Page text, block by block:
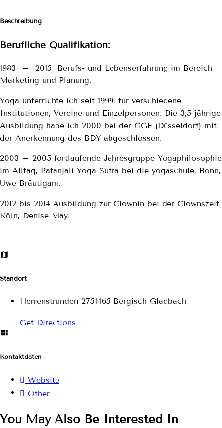
Beschreibung
Berufliche Qualifikation:
1983 – 2015 Berufs- und Lebenserfahrung im Bereich
Marketing und Planung.
Yoga unterrichte ich seit 1999, für verschiedene
Institutionen, Vereine und Einzelpersonen. Die 3,5 jährige
Ausbildung habe ich 2000 bei der GGF (Düsseldorf) mit
der Anerkennung des BDY abgeschlossen.
2003 – 2005 fortlaufende Jahresgruppe Yogaphilosophie
im Alltag, Patanjali Yoga Sutra bei die yogaschule, Bonn,
Uwe Bräutigam.
2012 bis 2014 Ausbildung zur Clownin bei der Clownszeit
Köln, Denise May.
Standort
Herrenstrunden 2751465 Bergisch Gladbach
Get Directions
Kontaktdaten
Website
Other
You May Also Be Interested In